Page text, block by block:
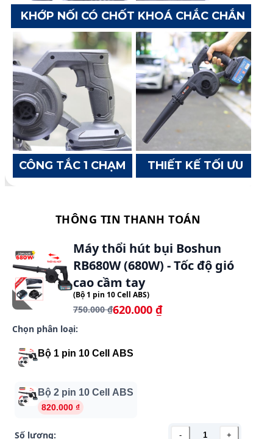
Kèm theo máy là bộ sạc bàn nhanh sử dụng nguồn điện
220v, chip quản lý dòng điện thông minh tự động ngắt khi
pin đầy và sạc đầy mỗi pin chỉ hơn 1h
THIẾT KẾ CAO CẤP TỪNG CHI TIẾT
KHỚP NỐI CÓ CHỐT KHOÁ CHẮC CHẮN
CÔNG TẮC 1 CHẠM